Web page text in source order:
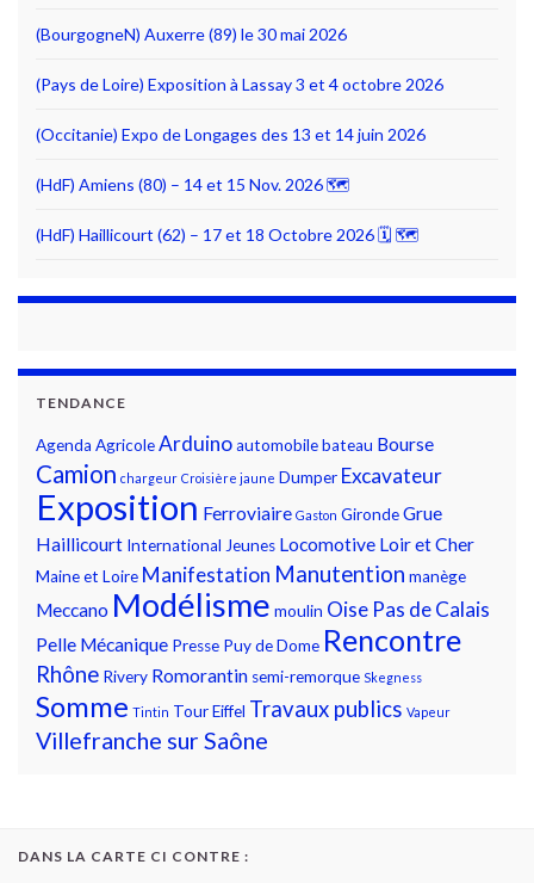
(BourgogneN) Auxerre (89) le 30 mai 2026
(Pays de Loire) Exposition à Lassay 3 et 4 octobre 2026
(Occitanie) Expo de Longages des 13 et 14 juin 2026
(HdF) Amiens (80) – 14 et 15 Nov. 2026 🗺
(HdF) Haillicourt (62) – 17 et 18 Octobre 2026 🗓 🗺
TENDANCE
Agenda AgricoleArduinoautomobilebateau Bourse
Camion chargeur Croisière jaune Dumper Excavateur
Exposition Ferroviaire Gaston GirondeGrue
Haillicourt International Jeunes Locomotive Loir et Cher
Maine et Loire Manifestation Manutention manège
Meccano Modélisme moulin Oise Pas de Calais
Pelle Mécanique Presse Puy de Dome Rencontre
Rhône Rivery Romorantin semi-remorque Skegness
Somme Tintin Tour Eiffel Travaux publics Vapeur
Villefranche sur Saône
DANS LA CARTE CI CONTRE :